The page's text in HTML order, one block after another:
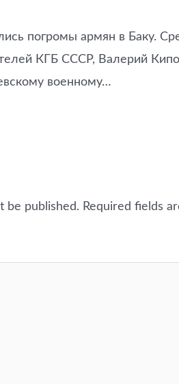
погромы армян в Баку.
КГБ СССР, Валерий
военному…
be published. Required fields